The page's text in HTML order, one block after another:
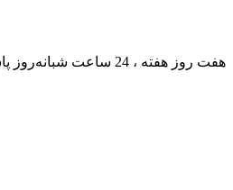
هفت روز هفته ، 24 ساعت شبانه‌روز پاسخگوی شما هستیم.